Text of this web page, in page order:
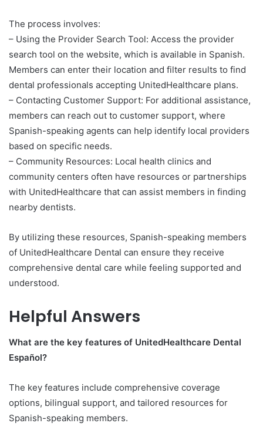
The process involves:
– Using the Provider Search Tool: Access the provider
search tool on the website, which is available in Spanish.
Members can enter their location and filter results to find
dental professionals accepting UnitedHealthcare plans.
– Contacting Customer Support: For additional assistance,
members can reach out to customer support, where
Spanish-speaking agents can help identify local providers
based on specific needs.
– Community Resources: Local health clinics and
community centers often have resources or partnerships
with UnitedHealthcare that can assist members in finding
nearby dentists.
By utilizing these resources, Spanish-speaking members
of UnitedHealthcare Dental can ensure they receive
comprehensive dental care while feeling supported and
understood.
Helpful Answers
What are the key features of UnitedHealthcare Dental
Español?
The key features include comprehensive coverage
options, bilingual support, and tailored resources for
Spanish-speaking members.